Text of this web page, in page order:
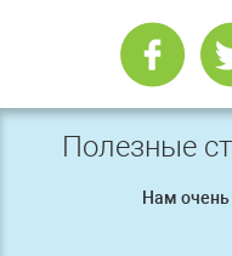
Полезные
Нам